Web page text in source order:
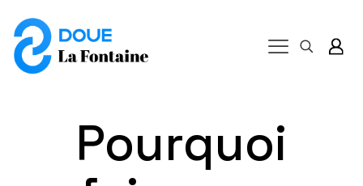
Pourquoi